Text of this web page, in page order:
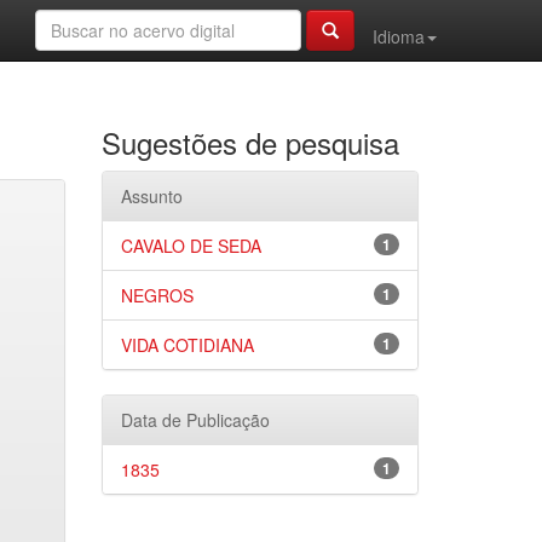
Idioma
Sugestões de pesquisa
Assunto
1
CAVALO DE SEDA
1
NEGROS
1
VIDA COTIDIANA
Data de Publicação
1
1835